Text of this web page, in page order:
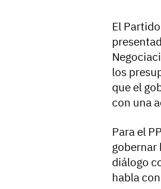
El
los
que el
con una
Para el
gobernar
diálogo
habla